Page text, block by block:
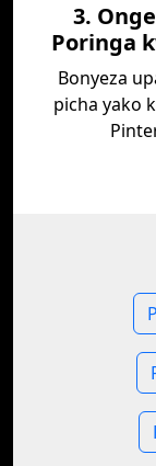
3.
Poringa
Bonyeza
picha yako